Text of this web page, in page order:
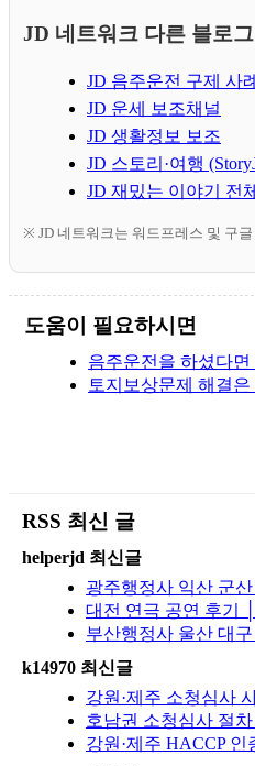
JD 네트워크 다른 블로그
JD 음주운전 구제 사례
JD 운세 보조채널
JD 생활정보 보조
JD 스토리·여행
JD 재밌는 이야기 전
※ JD 네트워크는 워드프레스 및 구
도움이 필요하시면
음주운전을 하셨다
토지보상문제 해결
RSS 최신 글
helperjd 최신글
광주행정사 익산 군
대전 연극 공연 후기
부산행정사 울산 대
k14970 최신글
강원·제주 소청심사
호남권 소청심사 절
강원·제주 HACCP